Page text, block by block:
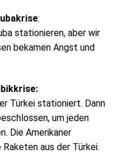
:
stationieren, aber wir
bekamen Angst und
Türkei stationiert. Dann
um jeden
Die Amerikaner
aus der Türkei.